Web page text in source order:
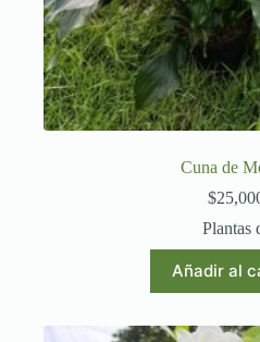
Cuna de
$
Plantas
Añadir al